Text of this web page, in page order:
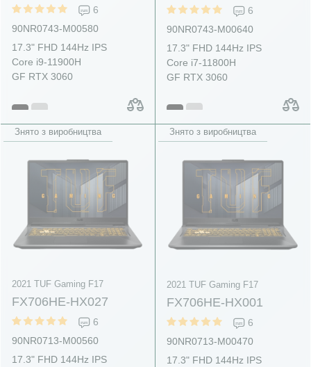
6
90NR0743-M00580
17.3" FHD 144Hz IPS
Core i9-11900H
GF RTX 3060
6
90NR0743-M00640
17.3" FHD 144Hz IPS
Core i7-11800H
GF RTX 3060
Знято з виробництва
2021 TUF Gaming F17
FX706HE-HX027
6
90NR0713-M00560
17.3" FHD 144Hz IPS
Знято з виробництва
2021 TUF Gaming F17
FX706HE-HX001
6
90NR0713-M00470
17.3" FHD 144Hz IPS